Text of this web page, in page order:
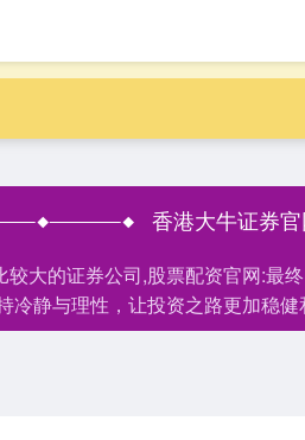
香港大牛证券官
大的证券公司,股票配资官网:最
静与理性，让投资之路更加稳健